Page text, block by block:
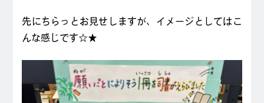
先にちらっとお見せしますが、イメージとしてはこ
んな感じです☆★